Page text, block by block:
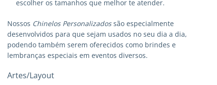
escolher os tamanhos que melhor te atender.
Nossos Chinelos Personalizadossão especialmente
desenvolvidos para que sejam usados no seu dia a dia,
podendo também serem oferecidos como brindes e
lembranças especiais em eventos diversos.
Artes/Layout